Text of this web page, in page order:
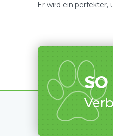
Er wird ein perfekter,
SO